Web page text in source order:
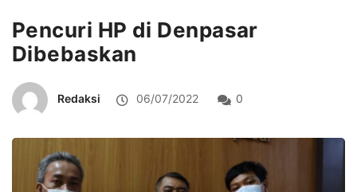
Pencuri HP di Denpasar
Dibebaskan
Redaksi 06/07/2022 0